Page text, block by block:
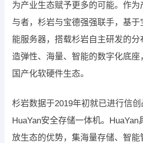
为产业生态赋予更多的可能。作
与者，杉岩与宝德强强联手，基于
能服务器，搭载杉岩自主研发的
造弹性、海量、智能的数字化底座
国产化软硬件生态。
杉岩数据于2019年初就已进行信
HuaYan安全存储一体机。HuaYan
放生态的优势，集海量存储、智能